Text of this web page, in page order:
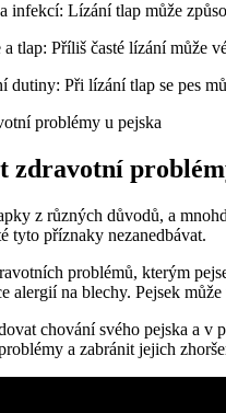
infekcí: Lízání tlap může
tlap: Příliš časté lízání může
dutiny: Při lízání tlap se pes
zdravotní
z různých důvodů, a
tyto příznaky nezanedbávat.
problémů, kterým
alergií na blechy. Pejsek
chování svého pejska a
a zabránit jejich